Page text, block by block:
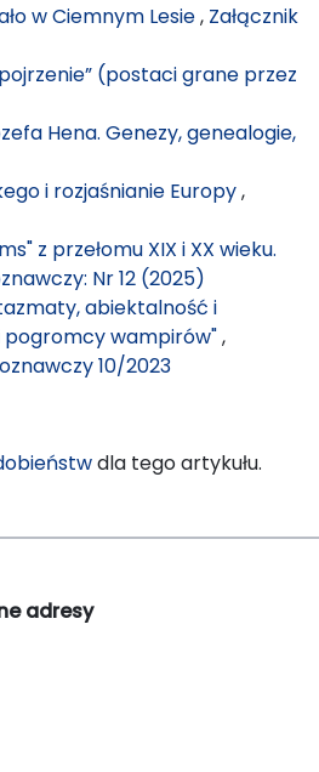
w Ciemnym Lesie, Załącznik
(postaci grane przez
Hena. Genezy, genealogie,
i rozjaśnianie Europy,
z przełomu XIX i XX wieku.
Nr 12 (2025)
abiektalność i
pogromcy wampirów",
10/2023
dla tego artykułu.
adresy